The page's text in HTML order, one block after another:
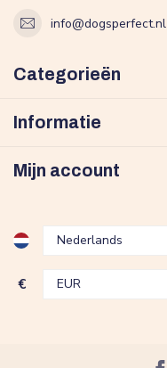
info@dogsperfect.nl
Categorieën
Informatie
Mijn account
€